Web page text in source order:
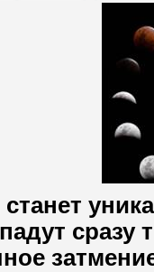
станет